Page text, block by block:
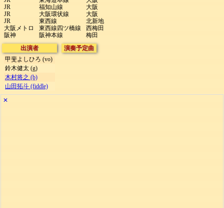
JR
JR
JR
大阪メトロ
阪神
福知山線
大阪環状線
東西線
東西線四ツ橋線
阪神本線
大阪
大阪
北新地
西梅田
梅田
出演者
甲斐よしひろ (vo)
鈴木健太 (g)
木村将之 (b)
山田拓斗 (fiddle)
演奏予定曲
✕